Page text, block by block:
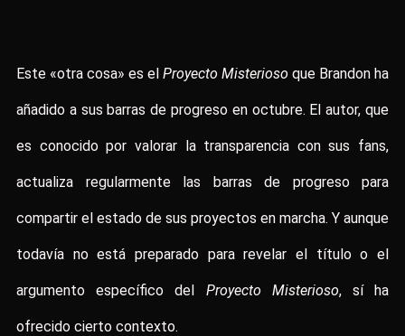
Este «otra cosa» es el Proyecto Misterioso que Brandon ha
añadido a sus barras de progreso en octubre. El autor, que
es conocido por valorar la transparencia con sus fans,
actualiza regularmente las barras de progreso para
compartir el estado de sus proyectos en marcha. Y aunque
todavía no está preparado para revelar el título o el
argumento específico del Proyecto Misterioso, sí ha
ofrecido cierto contexto.